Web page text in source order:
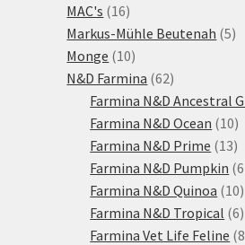
MAC's 1616
produktů
Markus-Mühle Beutenah 55
Monge 1010
produktů
N&D Farmina 6262
produktů
Farmina N&D Ancestral
Farmina N&D Ocean 1010
Farmina N&D Prime 1313
Farmina N&D Pumpkin 6
Farmina N&D Quinoa 1010
Farmina N&D Tropical 66
Farmina Vet Life Feline 8